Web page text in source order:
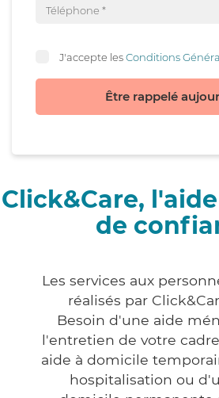
J'accepte lesConditions
Être rappelé
Click&Care,
de
Les services aux
réalisés par
Besoin d'une aide
l'entretien de votre
aide à domicile
hospitalisation ou